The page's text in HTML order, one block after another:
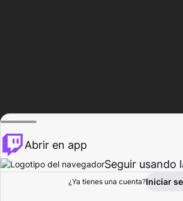
Explorar Actividad
Abrir en app
Seguir usando
¿Ya tienes una cuenta?Iniciar